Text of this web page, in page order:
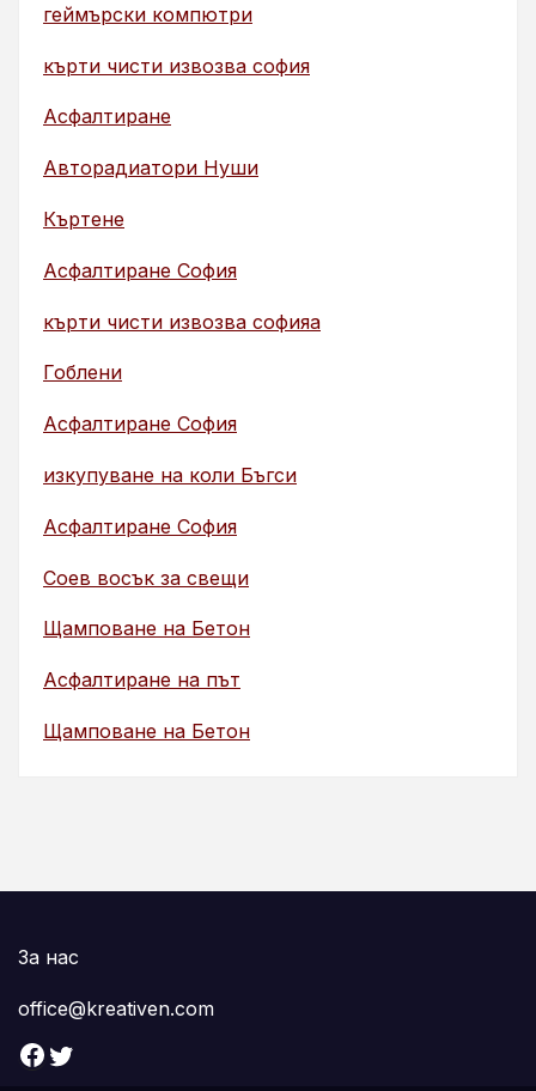
геймърски компютри
кърти чисти извозва софия
Асфалтиране
Авторадиатори Нуши
Къртене
Асфалтиране София
кърти чисти извозва софияа
Гоблени
Асфалтиране София
изкупуване на коли Бъгси
Асфалтиране София
Соев восък за свещи
Щамповане на Бетон
Асфалтиране на път
Щамповане на Бетон
За нас
office@kreativen.com
Facebook Twitter